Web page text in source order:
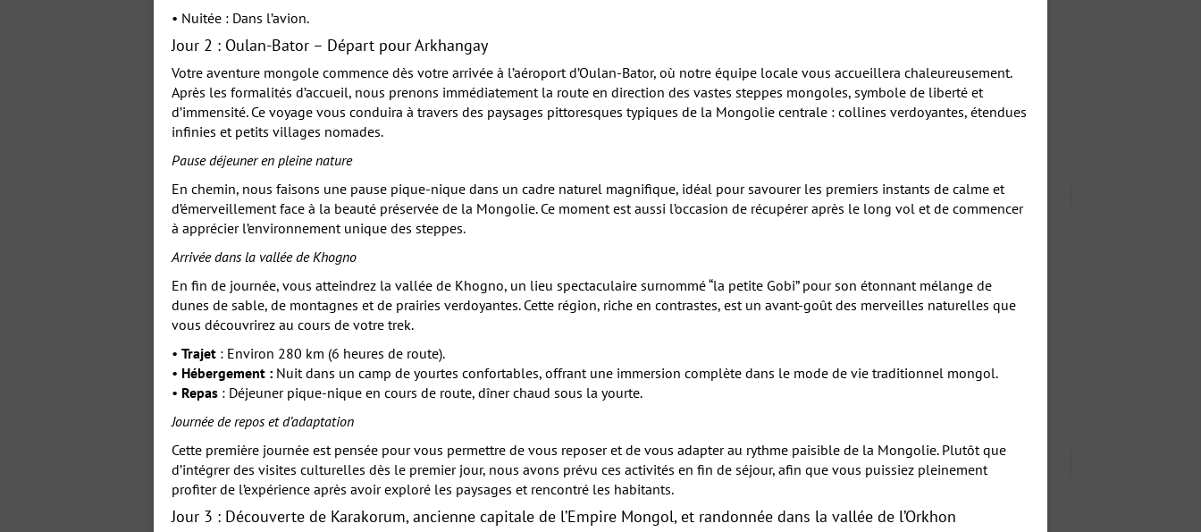
• Nuitée : Dans l’avion.
Jour 2 : Oulan-Bator – Départ pour Arkhangay
Votre aventure mongole commence dès votre arrivée à l’aéroport d’Oulan-Bator, où notre équipe locale vous accueillera chaleureusement.
Après les formalités d’accueil, nous prenons immédiatement la route en direction des vastes steppes mongoles, symbole de liberté et
d’immensité. Ce voyage vous conduira à travers des paysages pittoresques typiques de la Mongolie centrale : collines verdoyantes, étendues
infinies et petits villages nomades.
Pause déjeuner en pleine nature
En chemin, nous faisons une pause pique-nique dans un cadre naturel magnifique, idéal pour savourer les premiers instants de calme et
d’émerveillement face à la beauté préservée de la Mongolie. Ce moment est aussi l’occasion de récupérer après le long vol et de commencer
à apprécier l’environnement unique des steppes.
Arrivée dans la vallée de Khogno
En fin de journée, vous atteindrez la vallée de Khogno, un lieu spectaculaire surnommé “la petite Gobi” pour son étonnant mélange de
dunes de sable, de montagnes et de prairies verdoyantes. Cette région, riche en contrastes, est un avant-goût des merveilles naturelles que
vous découvrirez au cours de votre trek.
• Trajet : Environ 280 km (6 heures de route).
• Hébergement : Nuit dans un camp de yourtes confortables, offrant une immersion complète dans le mode de vie traditionnel mongol.
• Repas : Déjeuner pique-nique en cours de route, dîner chaud sous la yourte.
Journée de repos et d’adaptation
Cette première journée est pensée pour vous permettre de vous reposer et de vous adapter au rythme paisible de la Mongolie. Plutôt que
d’intégrer des visites culturelles dès le premier jour, nous avons prévu ces activités en fin de séjour, afin que vous puissiez pleinement
profiter de l’expérience après avoir exploré les paysages et rencontré les habitants.
Jour 3 : Découverte de Karakorum, ancienne capitale de l’Empire Mongol, et randonnée dans la vallée de l’Orkhon